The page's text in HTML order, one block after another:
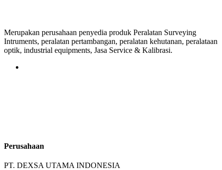
Merupakan perusahaan penyedia produk Peralatan Surveying
Intruments, peralatan pertambangan, peralatan kehutanan, peralataan
optik, industrial equipments, Jasa Service & Kalibrasi.
Perusahaan
PT. DEXSA UTAMA INDONESIA